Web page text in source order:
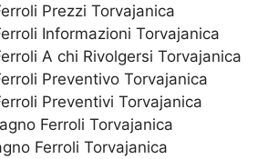
Prezzi Torvajanica
Informazioni Torvajanica
A chi Rivolgersi Torvajanica
Preventivo Torvajanica
Preventivi Torvajanica
Ferroli Torvajanica
Ferroli Torvajanica